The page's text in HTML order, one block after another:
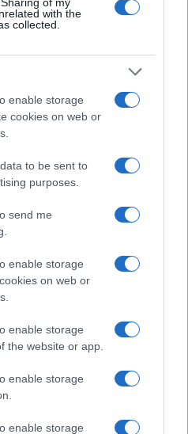
with the
collected.
enable storage
cookies on web or
to be sent to
purposes.
send me
enable storage
on web or
enable storage
the website or app.
enable storage
enable storage
con l’Ue.
la sensazione di
indietro, Johnson ha
assumendo
Brexit (uscita con o
ottobre) e lasciando ai
di arrocchi, rinvii,
Anche Theresa May
, ma in lei era
convinzione nella
europea, la logica di
la quale ha approcciato i
sbranata da
oltre ai rischi presenta